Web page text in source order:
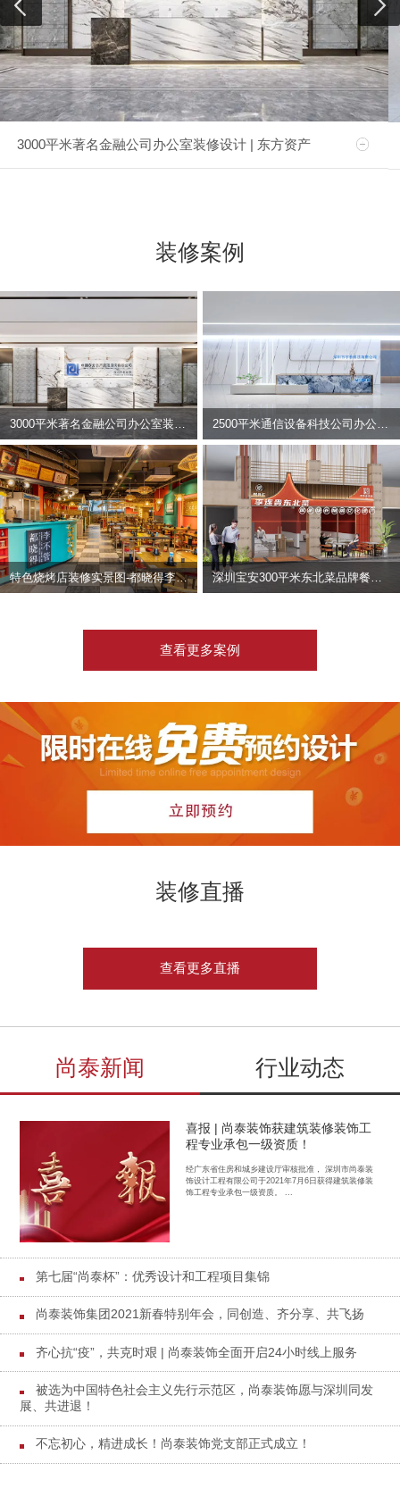
3000平米著名金融公司办公室装修设计 | 东方资产
装修案例
2500平米通信设备科技公司办公室设计 | 宇泰科技
特色烧烤店装修实景图-都晓得李不管
查看更多案例
装修直播
查看更多直播
尚泰新闻 行业动态
喜报 | 尚泰装饰获建筑装修装饰工
程专业承包一级资质！
经广东省住房和城乡建设厅审核批准， 深圳市尚泰装
饰设计工程有限公司于2021年7月6日获得建筑装修装
饰工程专业承包一级资质。 ...
第七届“尚泰杯”：优秀设计和工程项目集锦
尚泰装饰集团2021新春特别年会，同创造、齐分享、共飞扬
齐心抗“疫”，共克时艰 | 尚泰装饰全面开启24小时线上服务
被选为中国特色社会主义先行示范区，尚泰装饰愿与深圳同发
展、共进退！
不忘初心，精进成长！尚泰装饰党支部正式成立！